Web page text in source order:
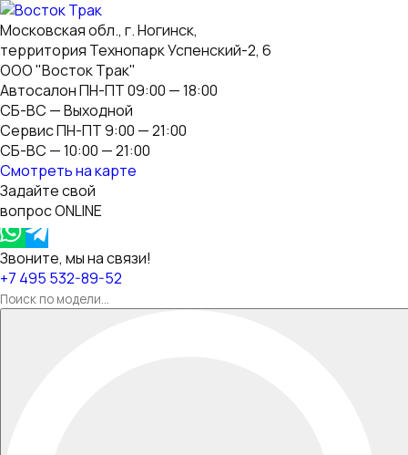
Московская обл., г. Ногинск,
территория Технопарк Успенский-2, 6
ООО "Восток Трак"
Автосалон ПН-ПТ 09:00 — 18:00
СБ-ВС — Выходной
Сервис ПН-ПТ 9:00 — 21:00
СБ-ВС — 10:00 — 21:00
Смотреть на карте
Задайте свой
вопрос ONLINE
Звоните, мы на связи!
+7 495 532-89-52